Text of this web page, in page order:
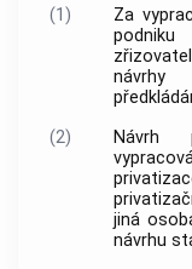
(1)
Za
návrhy
(2)
Návrh
jiná
návrhu